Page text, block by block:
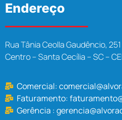
Endereço
Rua Tânia Ceolla Gaudêncio, 251
Centro – Santa Cecília – SC –
Comercial:
Faturamento:
Gerência :